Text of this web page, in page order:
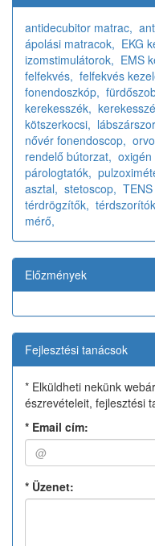
antidecubitor matrac,
ápolási matracok, EKG
izomstimulátorok, EMS
felfekvés, felfekvés
fonendoszkóp,
kerekesszék,
kötszerkocsi,
nővér fonendoscop,
rendelő bútorzat, oxigén
párologtatók,
asztal, stetoscop,
térdrögzítők,
mérő,
Előzmények
Fejlesztési tanácsok
* Elküldheti nekünk
észrevételeit, fejlesztési
* Email cím:
* Üzenet: